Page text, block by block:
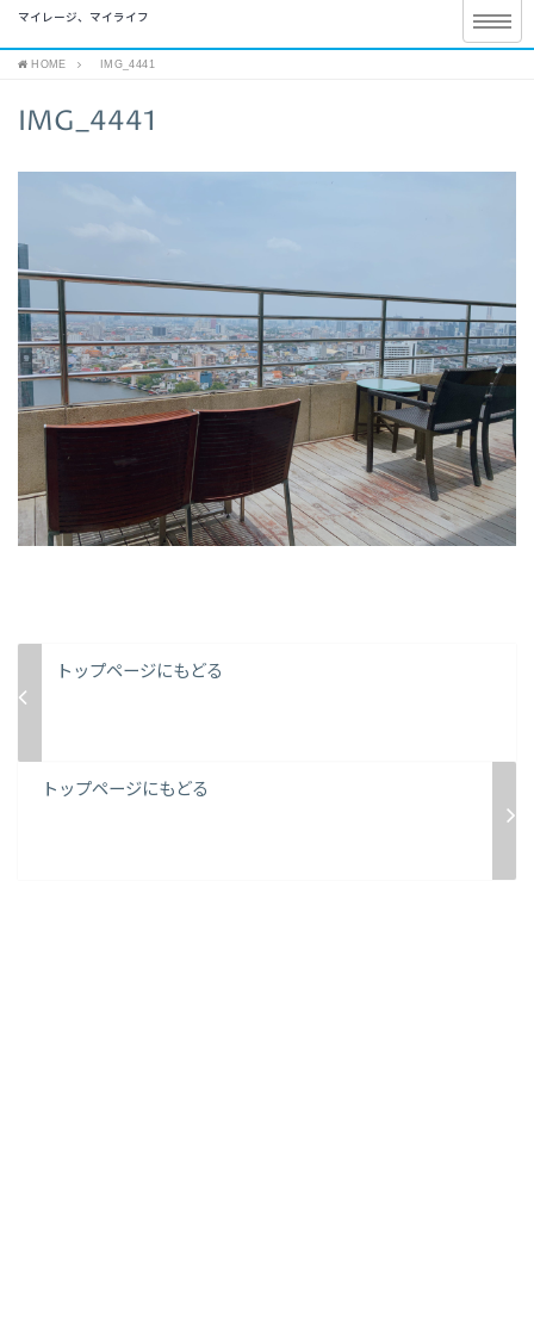
マイレージ、マイライフ
HOME IMG_4441
IMG_4441
トップページにもどる
トップページにもどる